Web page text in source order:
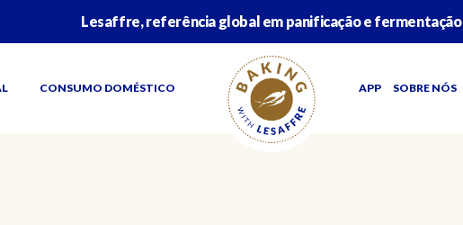
Lesaffre, referência global em panificação e fermentação
CONSUMO DOMÉSTICO APP SOBRE NÓS